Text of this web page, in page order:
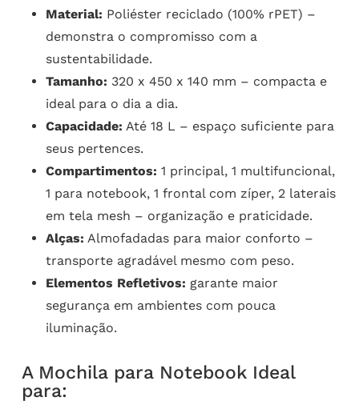
Material: Poliéster reciclado (100% rPET) –
demonstra o compromisso com a
sustentabilidade.
Tamanho: 320 x 450 x 140 mm – compacta e
ideal para o dia a dia.
Capacidade: Até 18 L – espaço suficiente para
seus pertences.
Compartimentos: 1 principal, 1 multifuncional,
1 para notebook, 1 frontal com zíper, 2 laterais
em tela mesh – organização e praticidade.
Alças: Almofadadas para maior conforto –
transporte agradável mesmo com peso.
Elementos Refletivos: garante maior
segurança em ambientes com pouca
iluminação.
A Mochila para Notebook Ideal
para: